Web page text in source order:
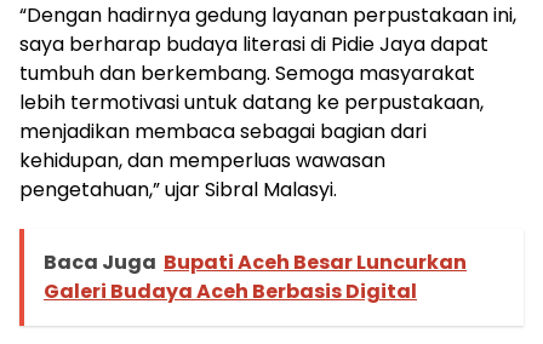
“Dengan hadirnya gedung layanan perpustakaan ini,
saya berharap budaya literasi di Pidie Jaya dapat
tumbuh dan berkembang. Semoga masyarakat
lebih termotivasi untuk datang ke perpustakaan,
menjadikan membaca sebagai bagian dari
kehidupan, dan memperluas wawasan
pengetahuan,” ujar Sibral Malasyi.
Baca Juga Bupati Aceh Besar Luncurkan
Galeri Budaya Aceh Berbasis Digital